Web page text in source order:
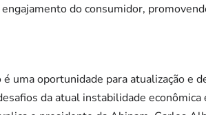
do consumidor,
é uma oportunidade para atualização e
da atual instabilidade